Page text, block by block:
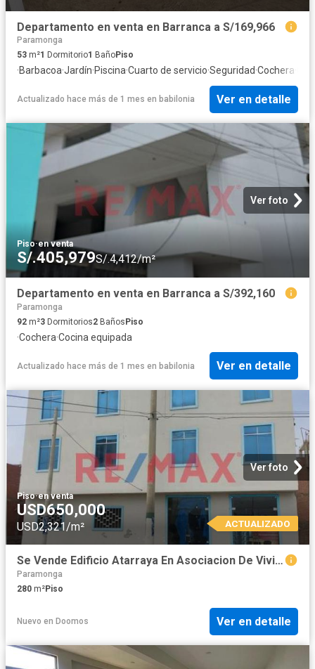
Departamento en venta en Barranca a S/169,966
Paramonga
53 m²1 Dormitorio1 BañoPiso
·Barbacoa·Jardín·Piscina·Cuarto de servicio·Seguridad·Cochera
Actualizado hace más de 1 mes en babilonia Ver en detalle
Ver foto
Piso·en venta
S/.405,979S/.4,412/m²
Departamento en venta en Barranca a S/392,160
Paramonga
92 m²3 Dormitorios2 Baños Piso
·Cochera·Cocina equipada
Actualizado hace más de 1 mes en babilonia Ver en detalle
Ver foto
Piso·en venta
USD650,000
USD2,321/m² ACTUALIZADO
Se Vende Edificio Atarraya En Asociacion De Vivienda Don Lucho
Paramonga
280 m²Piso
Nuevo en Doomos Ver en detalle